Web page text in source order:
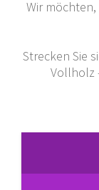
Wir
Strecken Sie
Vollholz